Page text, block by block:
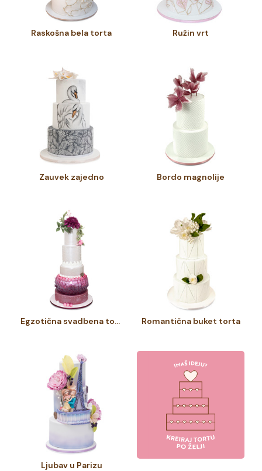
Raskošna bela torta Ružin vrt
Zauvek zajedno Bordo magnolije
Egzotična svadbena torta Romantična buket torta
Ljubav u Parizu